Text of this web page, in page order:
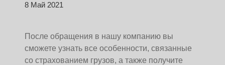
8 Май 2021
После обращения в нашу компанию вы
сможете узнать все особенности, связанные
со страхованием грузов, а также получите